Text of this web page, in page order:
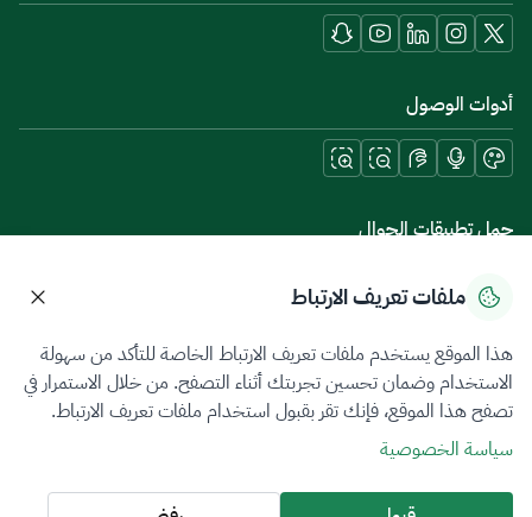
أدوات الوصول
حمل تطبيقات الجوال
سياسة الخصوصيةشروط الاستخدامخريطة الموقع
جميع الحقوق محفوظة 2026 © ZATCA.GOV.SA
تم تطويره وصيانته بواسطة هيئة الزكاة والضريبة والجمارك
آخر تحديث للموقع في
ملفات تعريف الارتباط
هذا الموقع يستخدم ملفات تعريف الارتباط الخاصة للتأكد من سهولة
الاستخدام وضمان تحسين تجربتك أثناء التصفح. من خلال الاستمرار في
تصفح هذا الموقع، فإنك تقر بقبول استخدام ملفات تعريف الارتباط.
سياسة الخصوصية